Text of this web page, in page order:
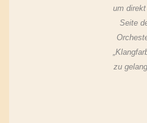
um
Seite
zu